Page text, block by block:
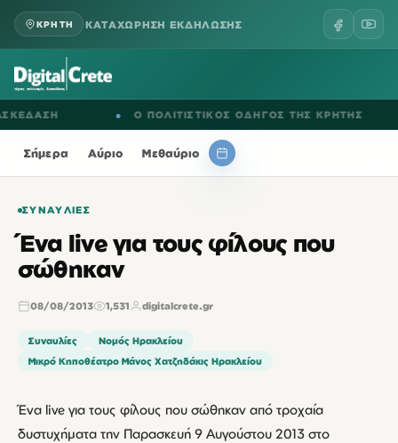
ΚΡΗΤΗ ΚΑΤΑΧΩΡΗΣΗ ΕΚΔΗΛΩΣΗΣ
Ο ΠΟΛΙΤΙΣΤΙΚΟΣ ΟΔΗΓΟΣ ΤΗΣ ΚΡΗΤΗΣ
Σήμερα Αύριο Μεθαύριο
ΣΥΝΑΥΛΊΕΣ
Ένα live για τους φίλους που
σώθηκαν
08/08/2013 1,531 digitalcrete.gr
Συναυλίες
Νομός Ηρακλείου
Μικρό Κηποθέατρο Μάνος Χατζηδάκις Ηρακλείου
Ένα live για τους φίλους που σώθηκαν από τροχαία
δυστυχήματα την Παρασκευή 9 Αυγούστου 2013 στο